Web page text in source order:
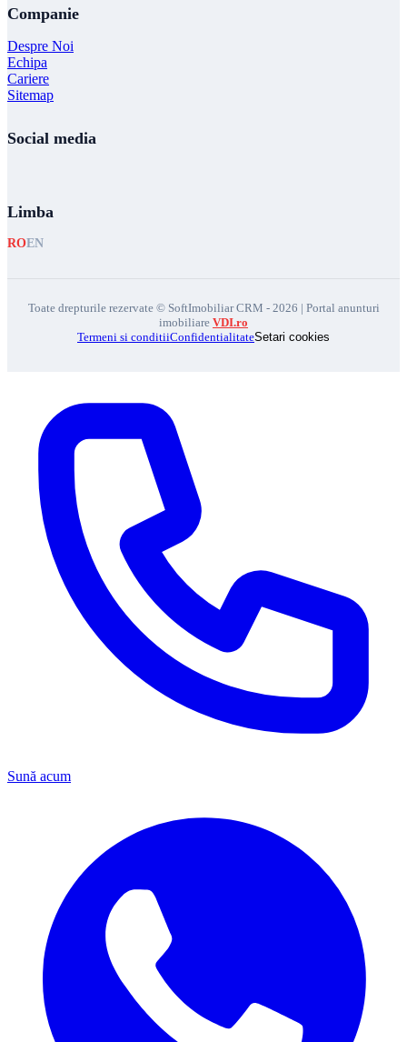
Companie
Despre Noi
Echipa
Cariere
Sitemap
Social media
Limba
ROEN
Toate drepturile rezervate © SoftImobiliar CRM - 2026 | Portal anunturi
imobiliare VDI.ro
Termeni si conditiiConfidentialitateSetari cookies
Sună acum